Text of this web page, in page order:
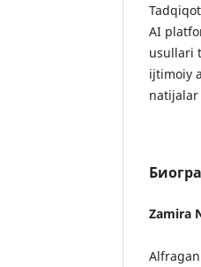
AI
usullari
ijtimoiy
Zamira